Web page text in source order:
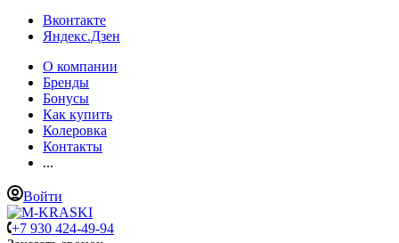
Вконтакте
Яндекс.Дзен
О компании
Бренды
Бонусы
Как купить
Колеровка
Контакты
...
Войти
+7 930 424-49-94